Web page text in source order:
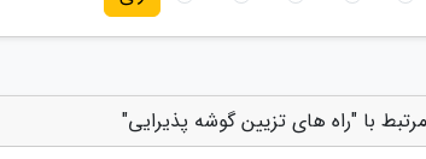
با "راه های تزیین گوشه پذیرایی"